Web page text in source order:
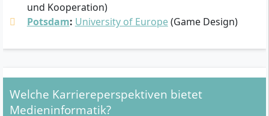
und Kooperation)
Potsdam: University of Europe(Game Design)
Welche Karriereperspektiven bietet
Medieninformatik?